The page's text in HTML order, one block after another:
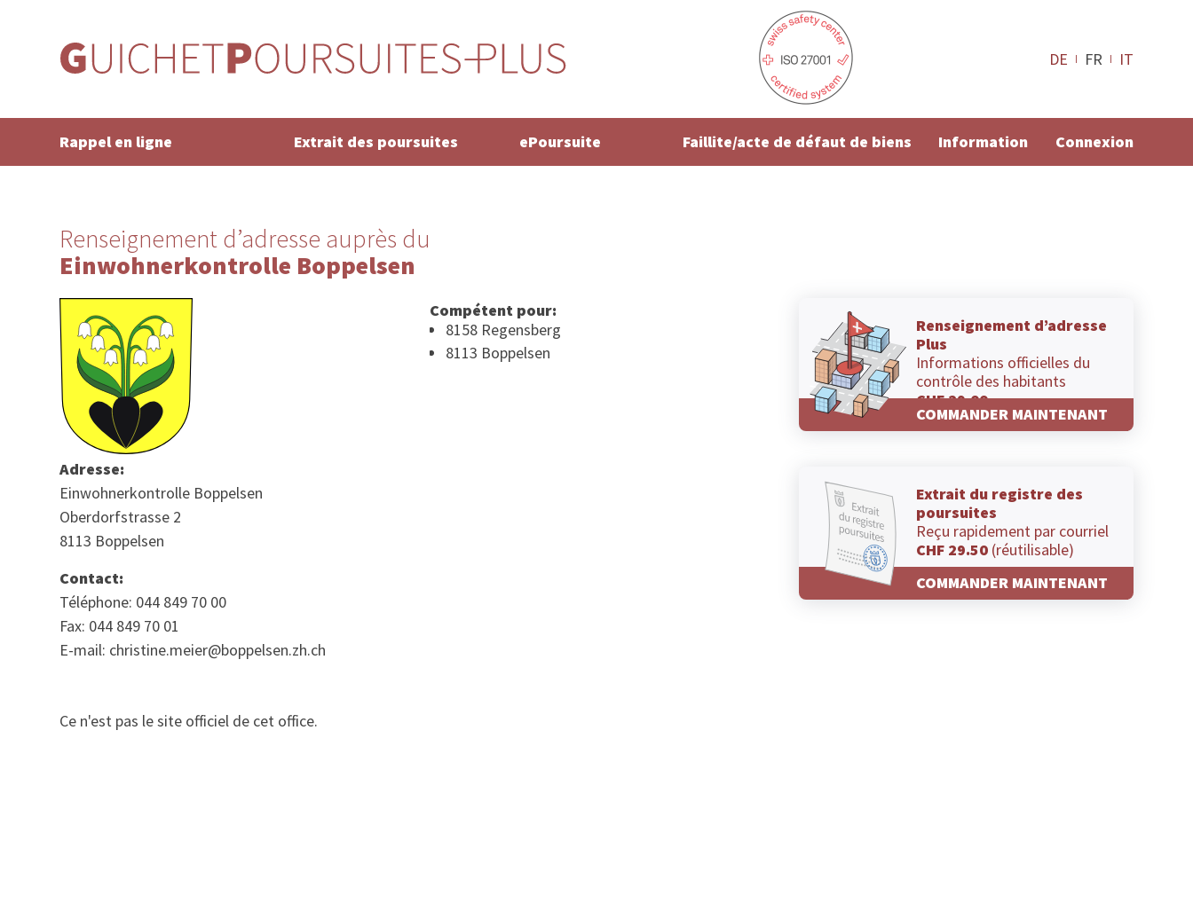
DE FR IT
Rappel en ligne Extrait des poursuites ePoursuite Faillite/acte de défaut de biens Information Connexion
Renseignement d’adresse auprès du
Einwohnerkontrolle Boppelsen
Adresse:
Einwohnerkontrolle Boppelsen
Oberdorfstrasse 2
8113 Boppelsen
Contact:
Téléphone: 044 849 70 00
Fax: 044 849 70 01
E-mail: christine.meier@boppelsen.zh.ch
Compétent pour:
8158 Regensberg
8113 Boppelsen
Renseignement d’adresse
Plus
Informations officielles du
contrôle des habitants
CHF 29.00
COMMANDER MAINTENANT
Extrait du registre des
poursuites
Reçu rapidement par courriel
CHF 29.50 (réutilisable)
COMMANDER MAINTENANT
Ce n'est pas le site officiel de cet office.